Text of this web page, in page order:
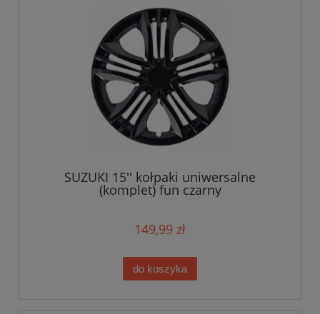
SUZUKI 15'' kołpaki uniwersalne
(komplet) fun czarny
149,99 zł
do koszyka